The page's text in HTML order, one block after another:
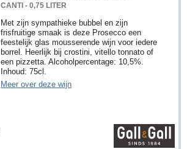
CANTI - 0,75 LITER
Met zijn sympathieke bubbel en zijn
frisfruitige smaak is deze Prosecco een
feestelijk glas mousserende wijn voor iedere
borrel. Heerlijk bij crostini, vitello tonnato of
een pizzetta. Alcoholpercentage: 10,5%.
Inhoud: 75cl.
Meer over deze wijn